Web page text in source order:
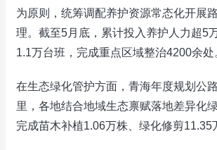
为原则，统筹调配养护资源常态化开展
理。截至5月底，累计投入养护人力超5
1.1万台班，完成重点区域整治4200余处
在生态绿化管护方面，青海年度规划公
里，各地结合地域生态禀赋落地差异化
完成苗木补植1.06万株、绿化修剪11.35